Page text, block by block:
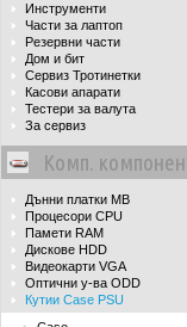
Инструменти
Части за лаптоп
Резервни части
Дом и бит
Сервиз Тротинетки
Касови апарати
Тестери за валута
За сервиз
Комп.
Дънни платки MB
Процесори CPU
Памети RAM
Дискове HDD
Видеокарти VGA
Оптични у-ва ODD
Кутии Case PSU